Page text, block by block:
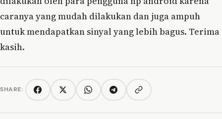
caranya yang mudah dilakukan dan juga ampuh
untuk mendapatkan sinyal yang lebih bagus. Terima
kasih.
SHARE: FacebookTwitter/XWhatsAppTelegramCopy link